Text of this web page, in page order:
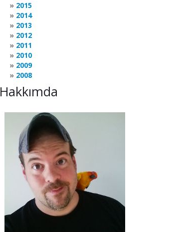
2015
2014
2013
2012
2011
2010
2009
2008
Hakkımda